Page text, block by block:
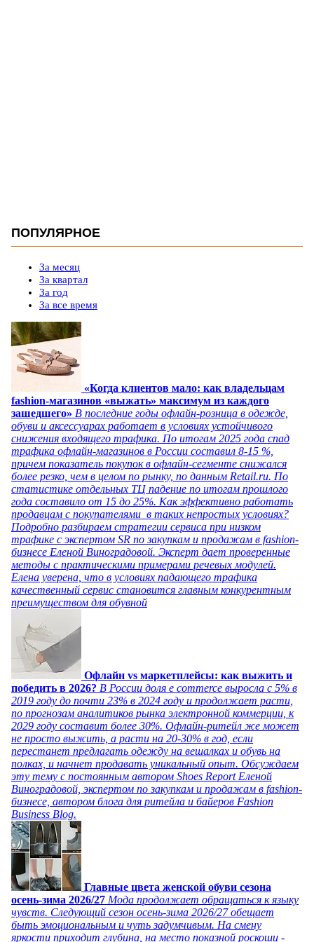
ПОПУЛЯРНОЕ
За месяц
За квартал
За год
За все время
«Когда клиентов мало: как владельцам
fashion-магазинов «выжать» максимум из каждого
зашедшего» В последние годы офлайн-розница в одежде,
обуви и аксессуарах работает в условиях устойчивого
снижения входящего трафика. По итогам 2025 года спад
трафика офлайн-магазинов в России составил 8-15 %,
причем показатель покупок в офлайн-сегменте снижался
более резко, чем в целом по рынку, по данным Retail.ru. По
статистике отдельных ТЦ падение по итогам прошлого
года составило от 15 до 25%. Как эффективно работать
продавцам с покупателями в таких непростых условиях?
Подробно разбираем стратегии сервиса при низком
трафике с экспертом SR по закупкам и продажам в fashion-
бизнесе Еленой Виноградовой. Эксперт дает проверенные
методы с практическими примерами речевых модулей.
Елена уверена, что в условиях падающего трафика
качественный сервис становится главным конкурентным
преимуществом для обувной
Офлайн vs маркетплейсы: как выжить и
победить в 2026? В России доля e commerce выросла с 5% в
2019 году до почти 23% в 2024 году и продолжает расти,
по прогнозам аналитиков рынка электронной коммерции, к
2029 году составит более 30%. Офлайн-ритейл же может
не просто выжить, а расти на 20-30% в год, если
перестанет предлагать одежду на вешалках и обувь на
полках, и начнет продавать уникальный опыт. Обсуждаем
эту тему с постоянным автором Shoes Report Еленой
Виноградовой, экспертом по закупкам и продажам в fashion-
бизнесе, автором блога для ритейла и байеров Fashion
Business Blog.
Главные цвета женской обуви сезона
осень-зима 2026/27 Мода продолжает обращаться к языку
чувств. Следующий сезон осень-зима 2026/27 обещает
быть эмоциональным и чуть задумчивым. На смену
яркости приходит глубина, на место показной роскоши -